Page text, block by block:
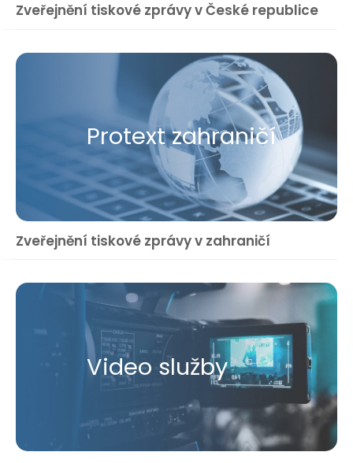
Zveřejnění tiskové zprávy v České republice
Protext zahraničí
Zveřejnění tiskové zprávy v zahraničí
Video služby